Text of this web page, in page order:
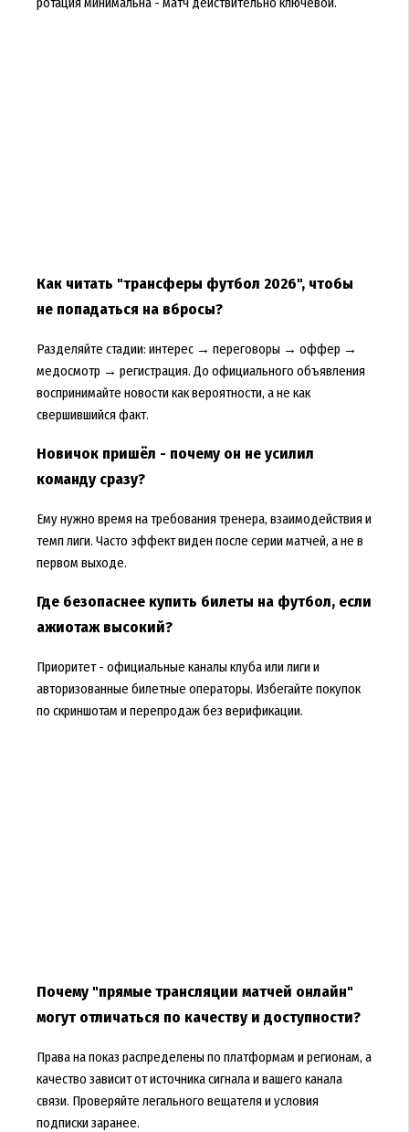
Как читать "трансферы футбол 2026", чтобы
не попадаться на вбросы?
Разделяйте стадии: интерес → переговоры → оффер →
медосмотр → регистрация. До официального объявления
воспринимайте новости как вероятности, а не как
свершившийся факт.
Новичок пришёл - почему он не усилил
команду сразу?
Ему нужно время на требования тренера, взаимодействия и
темп лиги. Часто эффект виден после серии матчей, а не в
первом выходе.
Где безопаснее купить билеты на футбол, если
ажиотаж высокий?
Приоритет - официальные каналы клуба или лиги и
авторизованные билетные операторы. Избегайте покупок
по скриншотам и перепродаж без верификации.
Почему "прямые трансляции матчей онлайн"
могут отличаться по качеству и доступности?
Права на показ распределены по платформам и регионам, а
качество зависит от источника сигнала и вашего канала
связи. Проверяйте легального вещателя и условия
подписки заранее.